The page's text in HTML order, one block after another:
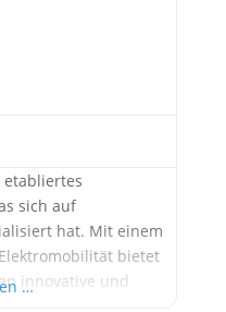
etabliertes
sich auf
hat. Mit einem
bietet
innovative und
…